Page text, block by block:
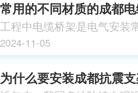
2024-11-05
为什么要安装成都抗震